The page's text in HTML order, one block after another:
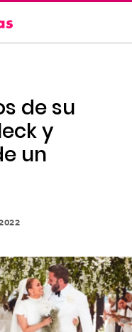
de su
y
un